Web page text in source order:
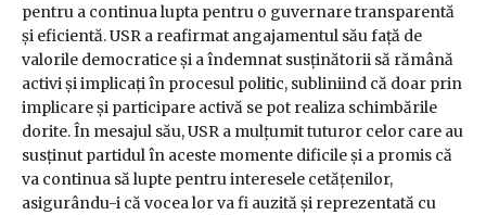
pentru a continua lupta pentru o guvernare transparentă
și eficientă. USR a reafirmat angajamentul său față de
valorile democratice și a îndemnat susținătorii să rămână
activi și implicați în procesul politic, subliniind că doar prin
implicare și participare activă se pot realiza schimbările
dorite. În mesajul său, USR a mulțumit tuturor celor care au
susținut partidul în aceste momente dificile și a promis că
va continua să lupte pentru interesele cetățenilor,
asigurându-i că vocea lor va fi auzită și reprezentată cu